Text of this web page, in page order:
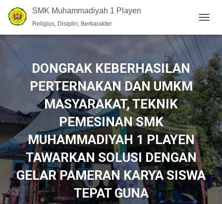
SMK Muhammadiyah 1 Playen
Religius, Disiplin, Berkarakter
O
E
N
A
V
I
G
A
T
I
O
N
DONGRAK KEBERHASILAN
PERTERNAKAN DAN UMKM
MASYARAKAT, TEKNIK
PEMESINAN SMK
MUHAMMADIYAH 1 PLAYEN
TAWARKAN SOLUSI DENGAN
GELAR PAMERAN KARYA SISWA
TEPAT GUNA